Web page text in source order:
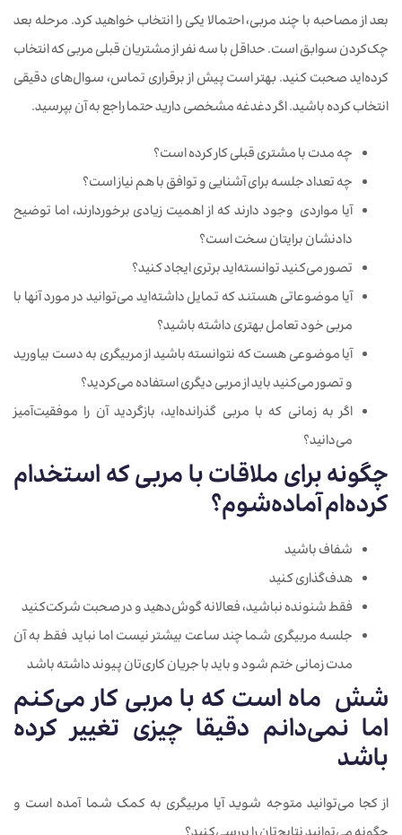
بعدازمصاحبه با چندمربی، احتمالا یکیراانتخاب خواهید کرد. مرحله بعد
چک‌کردنسوابقاست. حداقلباسهنفرازمشتریانقبلیمربیکهانتخاب
کرده‌ا‌یدصحبتکنید. بهتراستپیشازبرقراری تماس، سوال‌های دقیقی
انتخابکرده‌ باشید. اگردغدغهمشخصیداریدحتماراجعبهآنبپرسید.
چهمدتبامشتریقبلیکارکرده ‌است؟
چهتعدادجلسهبرایآشناییوتوافقباهمنیازاست؟
آیا مواردی وجود دارند که ازاهمیت زیادی برخوردارند، اما توضیح
دادنشان برایتانسختاست؟
تصورمی‌کنیدتوانسته‌ایدبرتریایجادکنید؟
آیا موضوعاتیهستندکه تمایلداشته‌ایدمی‌توانیددرموردآنها با
مربی خودتعاملبهتریداشتهباشید؟
آیاموضوعیهست که نتوانستهباشیدازمربیگری بهدست بیاورید
وتصورمی‌کنیدبایدازمربیدیگریاستفادهمی‌کردید؟
اگر به زمانی که با مربی گذراندهاید، بازگردید آن را موفقیت‌آمیز
می‌دانید؟
چگونهبرایملاقاتبامربیکهاستخدام
کردهامآمادهشوم؟
شفافباشید
هدفگذاریکنید
فقطشنوندهنباشید،فعالانهگوش‌دهیدودرصحبتشرکت‌کنید
جلسه مربیگری شماچندساعت بیشترنیستاما نباید فقطبهآن
مدت زمانیختمشودوبایدباجریانکاری‌تانپیوندداشتهباشد
شش ماه استکه با مربیکارمیکنم
اما نمیدانم دقیقا چیزی تغییر کرده
باشد
از کجا می‌توانید متوجه ‌شوید آیا مربیگری به کمک شما آمده ‌است و